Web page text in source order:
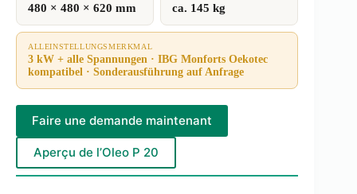
480 × 480 × 620 mm ca. 145 kg
ALLEINSTELLUNGSMERKMAL
3 kW + alle Spannungen · IBG Monforts Oekotec
kompatibel · Sonderausführung auf Anfrage
Faire une demande maintenant
Aperçu de l’Oleo P 20